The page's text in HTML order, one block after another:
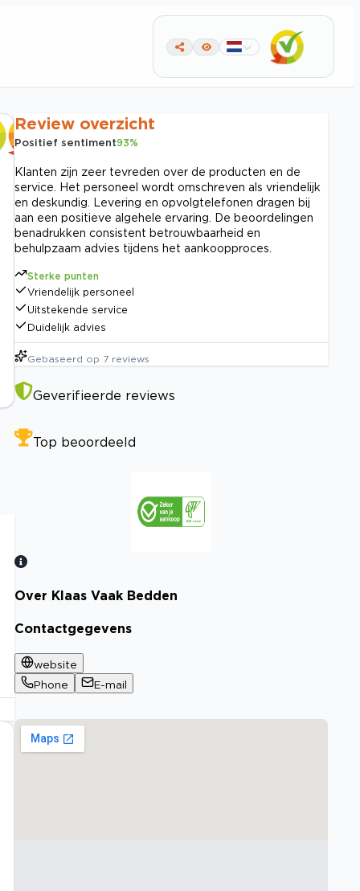
Review overzicht
Positief sentiment93%
Klanten zijn zeer tevreden over de producten en de
service. Het personeel wordt omschreven als vriendelijk
en deskundig. Levering en opvolgtelefonen dragen bij
aan een positieve algehele ervaring. De beoordelingen
benadrukken consistent betrouwbaarheid en
behulpzaam advies tijdens het aankoopproces.
Sterke punten
Vriendelijk personeel
Uitstekende service
Duidelijk advies
Gebaseerd op 7 reviews
Geverifieerde reviews
Top beoordeeld
Bekijk certificaat
Over Klaas Vaak Bedden
Contactgegevens
website
Phone
E-mail